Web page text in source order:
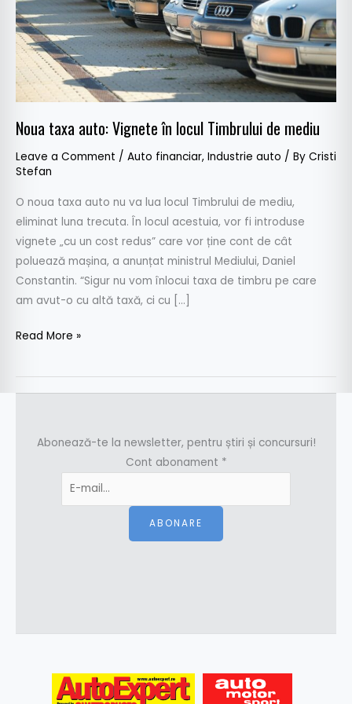
Noua taxa auto: Vignete în locul Timbrului de mediu
Leave a Comment / Auto financiar, Industrie auto / By Cristi
Stefan
O noua taxa auto nu va lua locul Timbrului de mediu,
eliminat luna trecuta. În locul acestuia, vor fi introduse
vignete „cu un cost redus” care vor ține cont de cât
poluează mașina, a anunțat ministrul Mediului, Daniel
Constantin. “Sigur nu vom înlocui taxa de timbru pe care
am avut-o cu altă taxă, ci cu […]
de
mediu
Read More »
Abonează-te la newsletter, pentru știri și concursuri!
Cont abonament *
ABONARE